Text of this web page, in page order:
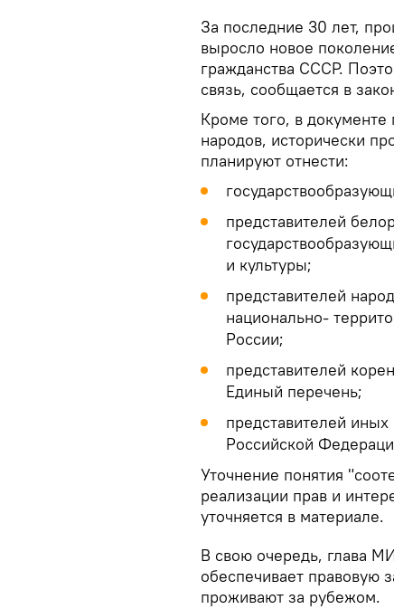
За последние 30 лет,
выросло новое
гражданства СССР.
связь, сообщается в
Кроме того, в документе
народов, исторически
планируют отнести:
представителей
и культуры;
представителей
национально-
России;
представителей
Единый перечень;
представителей
Российской
Уточнение понятия
реализации прав и
уточняется в материале.
В свою очередь, глава
обеспечивает правовую
проживают за рубежом.